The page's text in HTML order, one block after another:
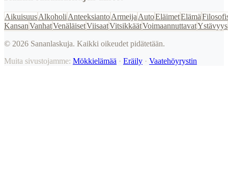
AikuisuusAlkoholi AnteeksiantoArmeija AutoEläimetElämä
KansanVanhatVenäläisetViisaatVitsikkäätVoimaannuttavatYstävyys
© 2026 Sananlaskuja. Kaikki oikeudet pidätetään.
Muita sivustojamme: Mökkielämää · Eräily · Vaatehöyrystin